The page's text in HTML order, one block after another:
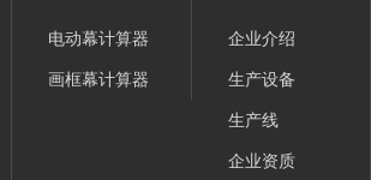
电动幕计算器
画框幕计算器
企业介绍
生产设备
生产线
企业资质